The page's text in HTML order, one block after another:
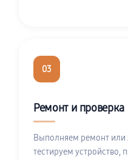
03
Ремонт и проверка
Выполняем ремонт или
тестируем устройство,